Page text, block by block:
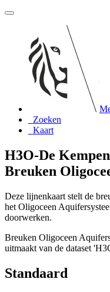
Zoeken
Kaart
H3O-De
Breuken
Deze lijnenkaart stelt de
het Oligoceen
doorwerken.
Breuken Oligoceen
uitmaakt van de dataset
Standaard